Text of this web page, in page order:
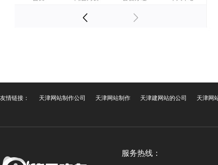
友情链接： 天津网站制作公司 天津网站制作 天津建网站的公司 天津网
服务热线：